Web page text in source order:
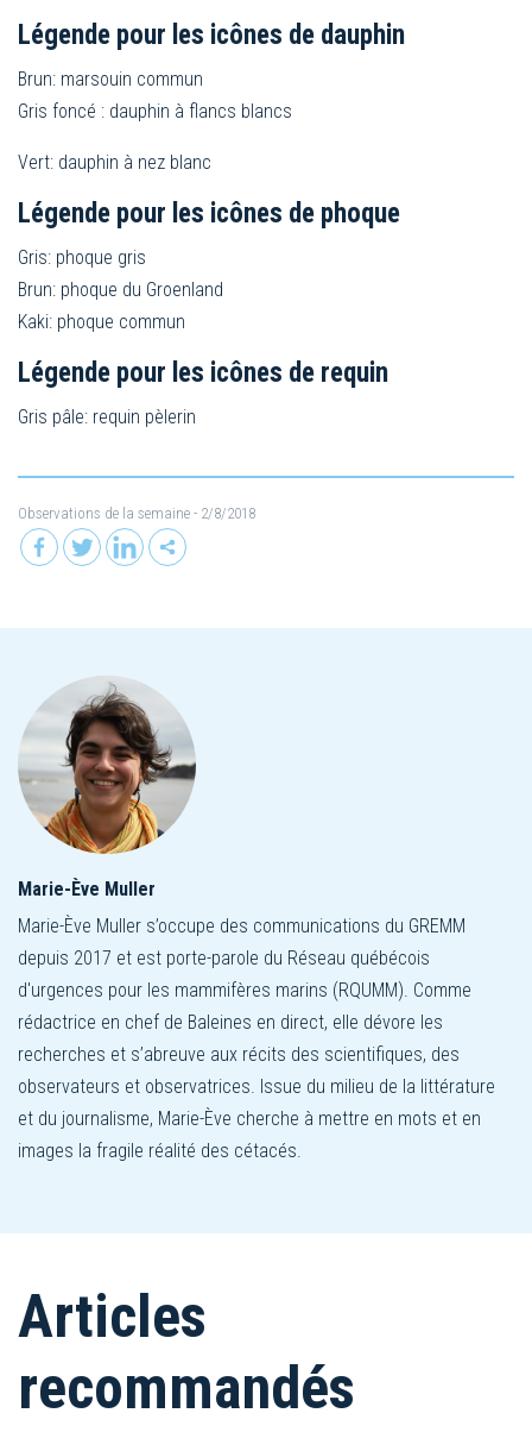
Légende pour les icônes de dauphin
Brun: marsouin commun
Gris foncé : dauphin à flancs blancs
Vert: dauphin à nez blanc
Légende pour les icônes de phoque
Gris: phoque gris
Brun: phoque du Groenland
Kaki: phoque commun
Légende pour les icônes de requin
Gris pâle: requin pèlerin
Observations de la semaine - 2/8/2018
Marie-Ève Muller
Marie-Ève Muller s’occupe des communications du GREMM
depuis 2017 et est porte-parole du Réseau québécois
d'urgences pour les mammifères marins (RQUMM). Comme
rédactrice en chef de Baleines en direct, elle dévore les
recherches et s’abreuve aux récits des scientifiques, des
observateurs et observatrices. Issue du milieu de la littérature
et du journalisme, Marie-Ève cherche à mettre en mots et en
images la fragile réalité des cétacés.
Articles
recommandés